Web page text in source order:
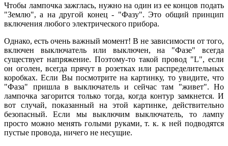
Чтобы лампочка зажглась, нужно на один из ее концов подать
"Землю", а на другой конец - "Фазу". Это общий принцип
включения любого электрического прибора.
Однако, есть очень важный момент! В не зависимости от того,
включен выключатель или выключен, на "Фазе" всегда
существует напряжение. Поэтому-то такой провод "L", если
он оголен, всегда прячут в розетках или распределительных
коробках. Если Вы посмотрите на картинку, то увидите, что
"Фаза" пришла в выключатель и сейчас там "живет". Но
лампочка загорится только тогда, когда контур замкнется. И
вот случай, показанный на этой картинке, действительно
безопасный. Если мы выключим выключатель, то лампу
просто можно менять голыми руками, т. к. к ней подводятся
пустые провода, ничего не несущие.